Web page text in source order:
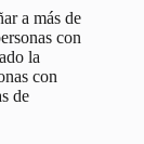
a más de
con
la
con
de